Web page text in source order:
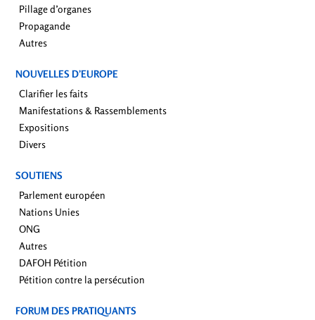
Pillage d’organes
Propagande
Autres
NOUVELLES D’EUROPE
Clarifier les faits
Manifestations & Rassemblements
Expositions
Divers
SOUTIENS
Parlement européen
Nations Unies
ONG
Autres
DAFOH Pétition
Pétition contre la persécution
FORUM DES PRATIQUANTS